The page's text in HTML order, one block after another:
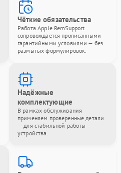
Чёткие обязательства
Работа Apple RemSupport
сопровождается прописанными
гарантийными условиями — без
размытых формулировок.
Надёжные
комплектующие
В рамках обслуживания
применяем проверенные детали
— для стабильной работы
устройства.